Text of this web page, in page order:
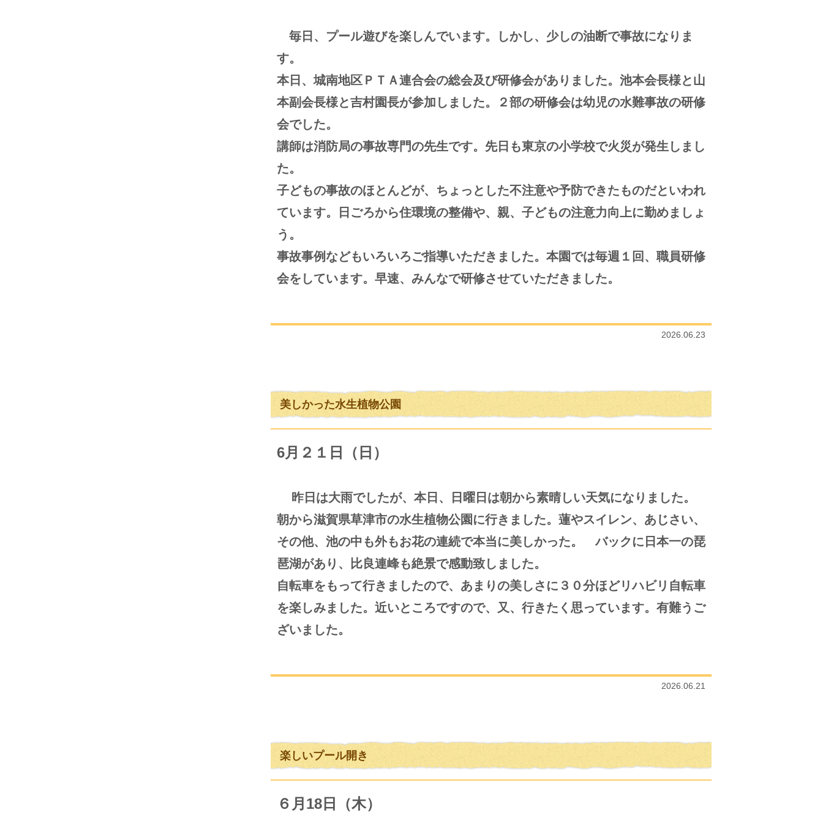
毎日、プール遊びを楽しんでいます。しかし、少しの油断で事故になりま
す。
本日、城南地区ＰＴＡ連合会の総会及び研修会がありました。池本会長様と山
本副会長様と吉村園長が参加しました。２部の研修会は幼児の水難事故の研修
会でした。
講師は消防局の事故専門の先生です。先日も東京の小学校で火災が発生しまし
た。
子どもの事故のほとんどが、ちょっとした不注意や予防できたものだといわれ
ています。日ごろから住環境の整備や、親、子どもの注意力向上に勤めましょ
う。
事故事例などもいろいろご指導いただきました。本園では毎週１回、職員研修
会をしています。早速、みんなで研修させていただきました。
2026.06.23
美しかった水生植物公園
6月２１日（日）
昨日は大雨でしたが、本日、日曜日は朝から素晴しい天気になりました。
朝から滋賀県草津市の水生植物公園に行きました。蓮やスイレン、あじさい、
その他、池の中も外もお花の連続で本当に美しかった。 バックに日本一の琵
琶湖があり、比良連峰も絶景で感動致しました。
自転車をもって行きましたので、あまりの美しさに３０分ほどリハビリ自転車
を楽しみました。近いところですので、又、行きたく思っています。有難うご
ざいました。
2026.06.21
楽しいプール開き
６月18日（木）